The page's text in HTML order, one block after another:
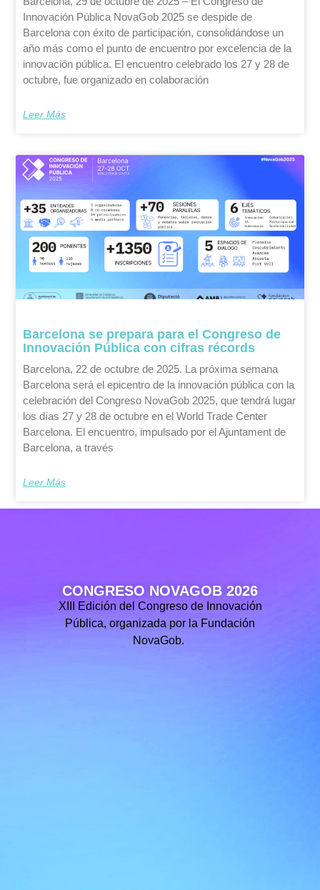
Innovación Pública NovaGob 2025 se despide de
Barcelona con éxito de participación, consolidándose un
año más como el punto de encuentro por excelencia de la
innovación pública. El encuentro celebrado los 27 y 28 de
octubre, fue organizado en colaboración
Leer Más
Barcelona se prepara para el Congreso de
Innovación Pública con cifras récords
Barcelona, 22 de octubre de 2025. La próxima semana
Barcelona será el epicentro de la innovación pública con la
celebración del Congreso NovaGob 2025, que tendrá lugar
los días 27 y 28 de octubre en el World Trade Center
Barcelona. El encuentro, impulsado por el Ajuntament de
Barcelona, a través
Leer Más
CONGRESO NOVAGOB 2026
XIII Edición del Congreso de Innovación
Pública, organizada por la Fundación
NovaGob.